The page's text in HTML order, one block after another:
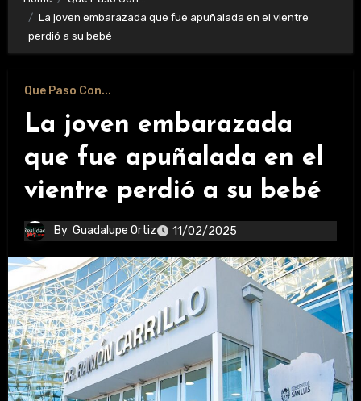
La joven embarazada que fue apuñalada en el vientre
perdió a su bebé
Que Paso Con...
La joven embarazada
que fue apuñalada en el
vientre perdió a su bebé
By Guadalupe Ortiz 11/02/2025